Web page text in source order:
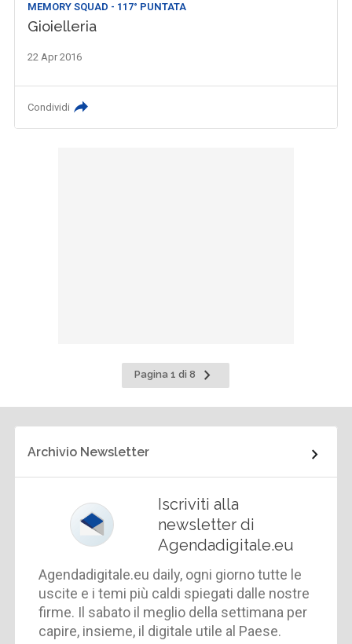
MEMORY SQUAD - 117° PUNTATA
Gioielleria
22 Apr 2016
Condividi
Pagina 1 di 8
Pagina
successiva
Archivio Newsletter
Iscriviti alla
newsletter di
Agendadigitale.eu
Agendadigitale.eu daily, ogni giorno tutte le
uscite e i temi più caldi spiegati dalle nostre
firme. Il sabato il meglio della settimana per
capire, insieme, il digitale utile al Paese.